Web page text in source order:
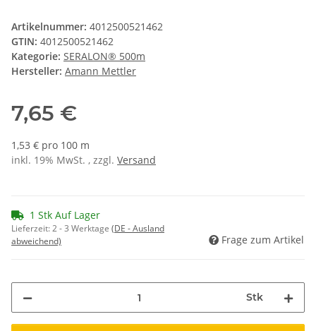
Artikelnummer: 4012500521462
GTIN: 4012500521462
Kategorie: SERALON® 500m
Hersteller: Amann Mettler
7,65 €
1,53 € pro 100 m
inkl. 19% MwSt. , zzgl. Versand
1 Stk Auf Lager
Lieferzeit:2 - 3 Werktage (DE - Ausland
abweichend)
Frage zum Artikel
Stk